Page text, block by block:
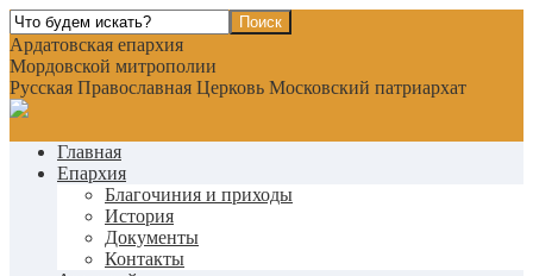
Ардатовская епархия
Мордовской митрополии
Русская Православная Церковь Московский патриархат
Главная
Епархия
Благочиния и приходы
История
Документы
Контакты